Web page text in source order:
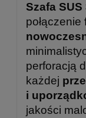
Szafa SUS
połączenie
perforacją
każdej
i
jakości